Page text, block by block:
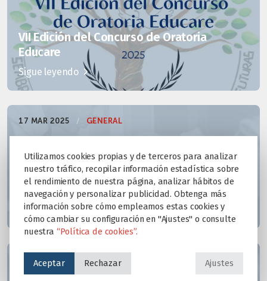
VII Edición del Concurso de Oratoria
Educare
Sigue leyendo
17 MAR 2025 / GENERAL
Campeones de invierno de Fútbol sala
Infantil
Sigue leyendo
19 FEB 2025 GENERAL
Utilizamos cookies propias y de terceros para analizar
nuestro tráfico, recopilar información estadística sobre
el rendimiento de nuestra página, analizar hábitos de
navegación y personalizar publicidad. Obtenga más
información sobre cómo empleamos estas cookies y
cómo cambiar su configuración en "Ajustes" o consulte
nuestra “Política de cookies”.
Aceptar Rechazar Ajustes